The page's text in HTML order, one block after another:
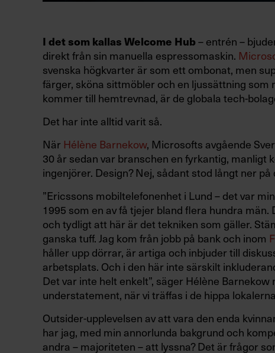
I det som kallas Welcome Hub– entrén –
direkt från sin manuella espressomaskin.
svenska högkvarter är som ett ombonat, men
färger, sköna sittmöbler och en ljussättning
kommer till hemtrevnad, är de globala tech-
Det har inte alltid varit så.
När Hélène Barnekow, Microsofts avgående
30 år sedan var branschen en fyrkantig, manligt
ingenjörer. Design? Nej, sådant stod långt ner
”Ericssons mobiltelefonenhet i Lund – det var
1995 som en av få tjejer bland flera hundra
och tydligt att här är det tekniken som gäller.
ganska tuff. Jag kom från jobb på bank och inom
håller upp dörrar, är artiga och inbjuder till
arbetsplats. Och i den här inte särskilt
Det var inte helt enkelt”, säger Hélène
understatement, när vi träffas i de hippa
Outsider-upplevelsen av att vara den enda
har jag, med min annorlunda bakgrund och
andra – majoriteten – att lyssna? Det är frågor